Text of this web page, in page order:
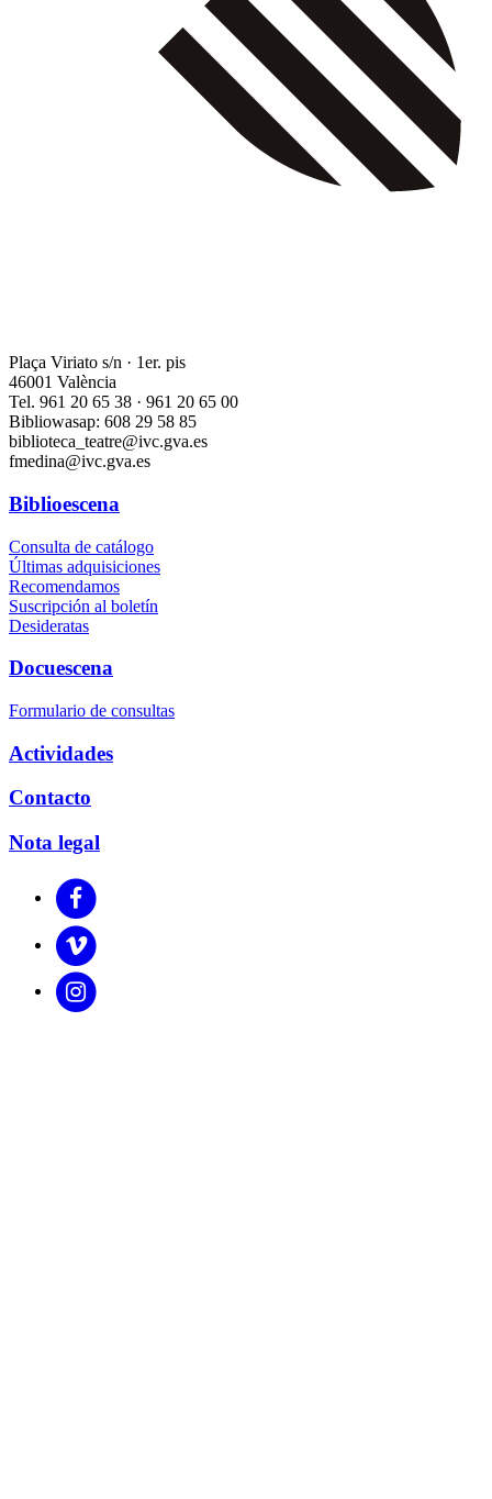
Plaça Viriato s/n · 1er. pis
46001 València
Tel. 961 20 65 38 · 961 20 65 00
Bibliowasap: 608 29 58 85
biblioteca_teatre@ivc.gva.es
fmedina@ivc.gva.es
Biblioescena
Consulta de catálogo
Últimas adquisiciones
Recomendamos
Suscripción al boletín
Desideratas
Docuescena
Formulario de consultas
Actividades
Contacto
Nota legal